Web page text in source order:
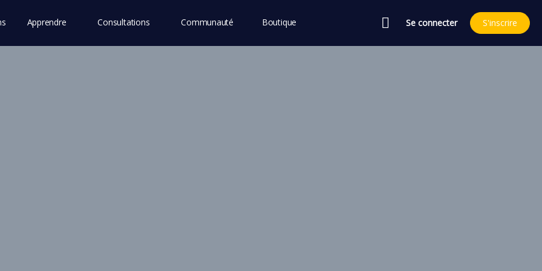
Apprendre Consultations Communauté Boutique Se connecter S'inscrire